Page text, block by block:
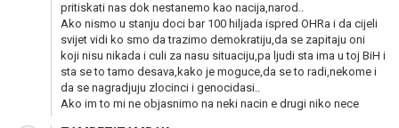
pritiskati nas dok nestanemo kao nacija,narod..
Ako nismo u stanju doci bar 100 hiljada ispred OHRa i da cijeli
svijet vidi ko smo da trazimo demokratiju,da se zapitaju oni
koji nisu nikada i culi za nasu situaciju,pa ljudi sta ima u toj BiH i
sta se to tamo desava,kako je moguce,da se to radi,nekome i
da se nagradjuju zlocinci i genocidasi..
Ako im to mi ne objasnimo na neki nacin e drugi niko nece